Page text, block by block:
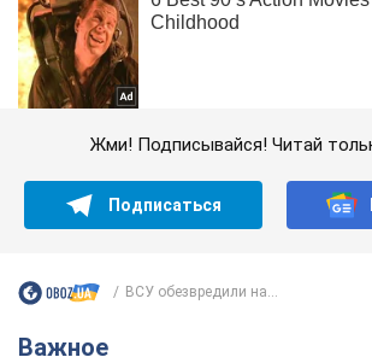
Жми! Подписывайся! Читай
Подписаться
ВСУ обезвредили на...
Важное